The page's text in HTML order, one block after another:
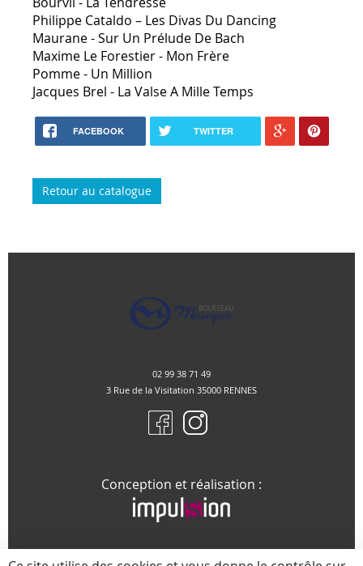
Philippe Cataldo – Les Divas Du Dancing
Maurane - Sur Un Prélude De Bach
Maxime Le Forestier - Mon Frère
Pomme - Un Million
Jacques Brel - La Valse A Mille Temps
FACEBOOK TWITTER
Retour au catalogue
02 99 38 71 49
3 Rue de la Visitation 35000 RENNES
Conception et réalisation :